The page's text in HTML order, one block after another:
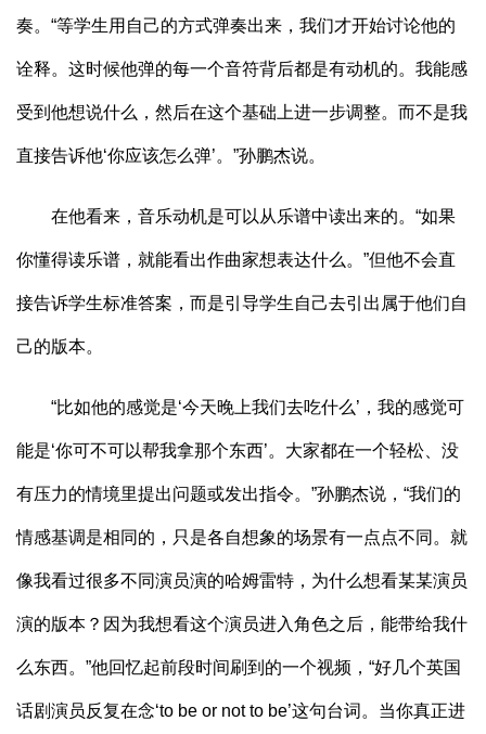
奏。“等学生用自己的方式弹奏出来，我们才开始讨论他的
诠释。这时候他弹的每一个音符背后都是有动机的。我能感
受到他想说什么，然后在这个基础上进一步调整。而不是我
直接告诉他‘你应该怎么弹’。”孙鹏杰说。
在他看来，音乐动机是可以从乐谱中读出来的。“如果
你懂得读乐谱，就能看出作曲家想表达什么。”但他不会直
接告诉学生标准答案，而是引导学生自己去引出属于他们自
己的版本。
“比如他的感觉是‘今天晚上我们去吃什么’，我的感觉可
能是‘你可不可以帮我拿那个东西’。大家都在一个轻松、没
有压力的情境里提出问题或发出指令。”孙鹏杰说，“我们的
情感基调是相同的，只是各自想象的场景有一点点不同。就
像我看过很多不同演员演的哈姆雷特，为什么想看某某演员
演的版本？因为我想看这个演员进入角色之后，能带给我什
么东西。”他回忆起前段时间刷到的一个视频，“好几个英国
话剧演员反复在念‘to be or not to be’这句台词。当你真正进